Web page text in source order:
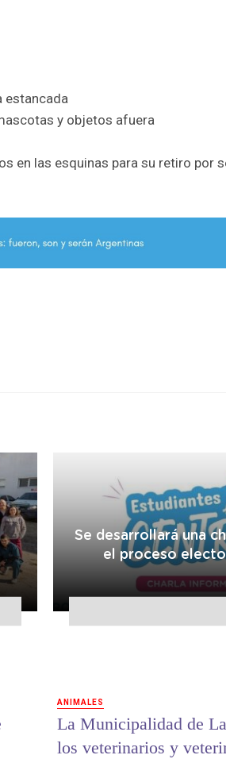
estancada
y objetos afuera
en las esquinas para su retiro por
Se desarrollará una
el proceso
ANIMALES
La Municipalidad de
los veterinarios y